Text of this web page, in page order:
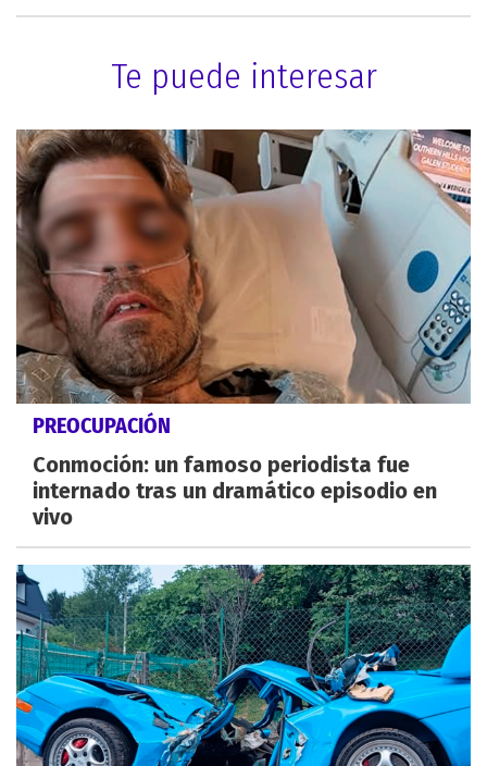
Te puede interesar
PREOCUPACIÓN
Conmoción: un famoso periodista fue
internado tras un dramático episodio en
vivo